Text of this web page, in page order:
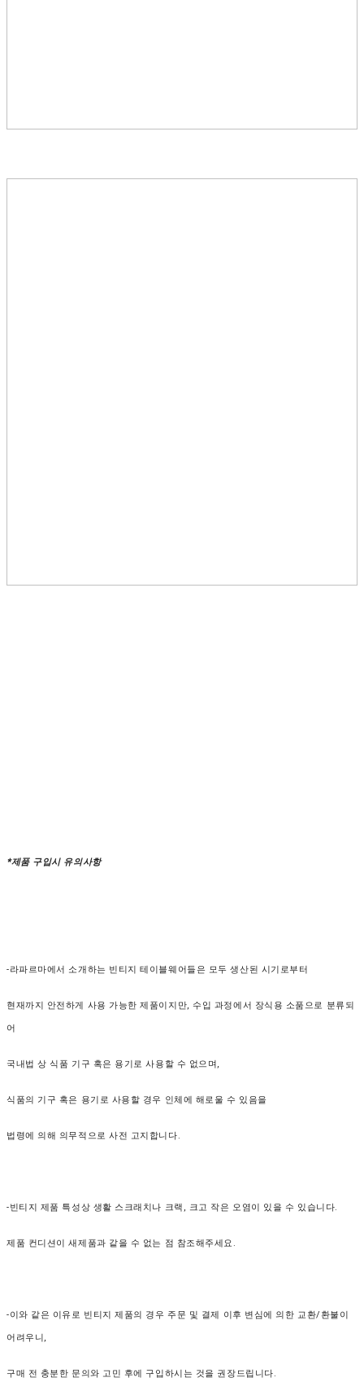
*제품 구입시 유의사항
-라파르마에서 소개하는 빈티지 테이블웨어들은 모두 생산된 시기로부터
현재까지 안전하게 사용 가능한 제품이지만, 수입 과정에서 장식용 소품으로 분류되
어
국내법 상 식품 기구 혹은 용기로 사용할 수 없으며,
식품의 기구 혹은 용기로 사용할 경우 인체에 해로울 수 있음을
법령에 의해 의무적으로 사전 고지합니다.
-빈티지 제품 특성상 생활 스크래치나 크랙, 크고 작은 오염이 있을 수 있습니다.
제품 컨디션이 새제품과 같을 수 없는 점 참조해주세요.
-이와 같은 이유로 빈티지 제품의 경우 주문 및 결제 이후 변심에 의한 교환/환불이
어려우니,
구매 전 충분한 문의와 고민 후에 구입하시는 것을 권장드립니다.